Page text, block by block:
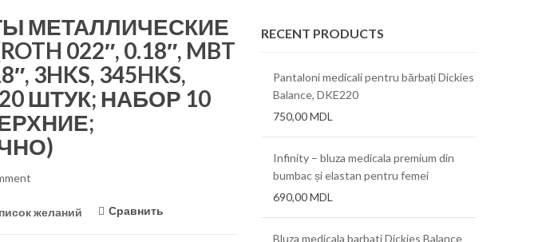
МЕТАЛЛИЧЕСКИЕ
022″, 0.18″, MBT
3HKS, 345HKS,
ШТУК; НАБОР 10
желаний Сравнить
RECENT PRODUCTS
Pantaloni medicali pentru bărbați Dickies
Balance, DKE220
750,00MDL
Infinity – bluza medicala premium din
bumbac și elastan pentru femei
690,00MDL
Bluza medicala barbati Dickies Balance